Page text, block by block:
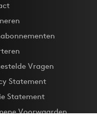
Vragen
Statement
Statement
Voorwaarden